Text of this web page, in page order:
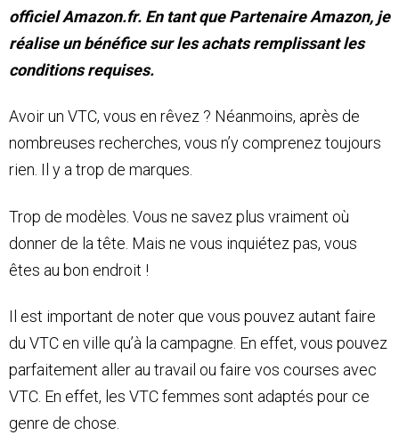
officiel Amazon.fr. En tant que Partenaire Amazon, je
réalise un bénéfice sur les achats remplissant les
conditions requises.
Avoir un VTC, vous en rêvez ? Néanmoins, après de
nombreuses recherches, vous n’y comprenez toujours
rien. Il y a trop de marques.
Trop de modèles. Vous ne savez plus vraiment où
donner de la tête. Mais ne vous inquiétez pas, vous
êtes au bon endroit !
Il est important de noter que vous pouvez autant faire
du VTC en ville qu’à la campagne. En effet, vous pouvez
parfaitement aller au travail ou faire vos courses avec
VTC. En effet, les VTC femmes sont adaptés pour ce
genre de chose.